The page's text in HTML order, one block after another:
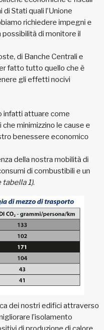
Stati quali l’Unione
richiedere impegni e
di monitore il
di Banche Centrali e
fatto tutto quello che è
gli effetti nocivi
infatti attuare come
minimizzino le cause e
benessere economico
della nostra mobilità di
di combustibili e un
tabella 1).
dei nostri edifici attraverso
l’isolamento